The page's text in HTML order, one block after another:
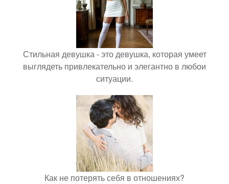
Стильная девушка - это девушка, которая умеет
выглядеть привлекательно и элегантно в любои
ситуации.
Как не потерять себя в отношениях?